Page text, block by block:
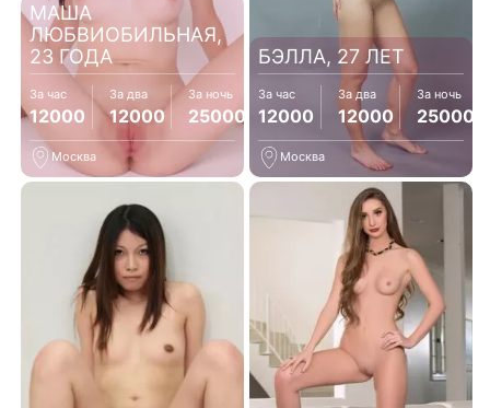
МАША
ЛЮБВИОБИЛЬНАЯ,
23 ГОДА
За час
12000
За два
12000
За ночь
25000
Москва
БЭЛЛА, 27 ЛЕТ
За час
12000
За два
12000
За ночь
25000
Москва